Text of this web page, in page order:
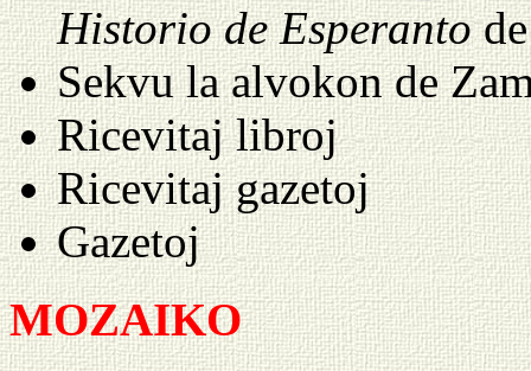
Historio de Esperanto
Sekvu la alvokon de
Ricevitaj libroj
Ricevitaj gazetoj
Gazetoj
MOZAIKO